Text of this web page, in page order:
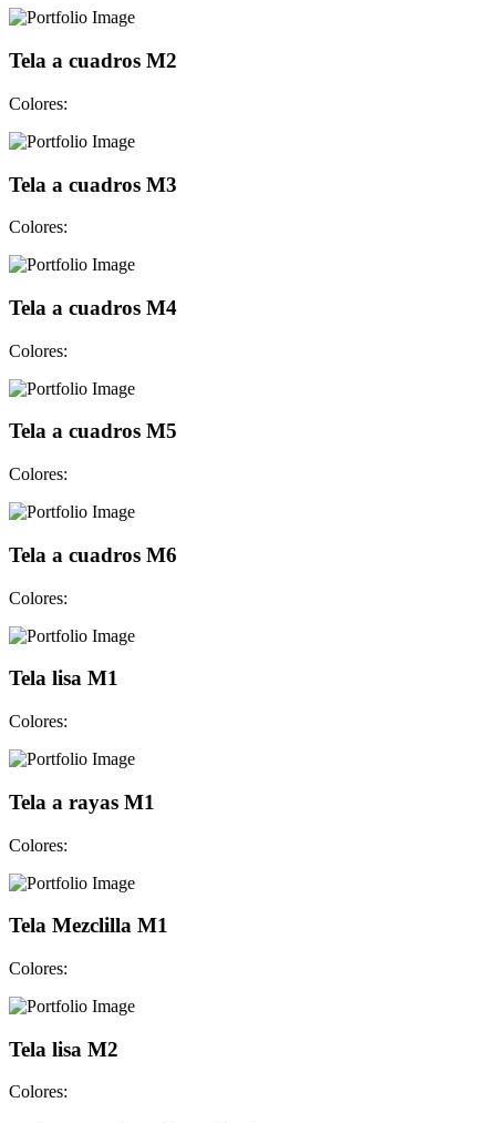
Tela a cuadros M2
Colores:
Tela a cuadros M3
Colores:
Tela a cuadros M4
Colores:
Tela a cuadros M5
Colores:
Tela a cuadros M6
Colores:
Tela lisa M1
Colores:
Tela a rayas M1
Colores:
Tela Mezclilla M1
Colores:
Tela lisa M2
Colores: